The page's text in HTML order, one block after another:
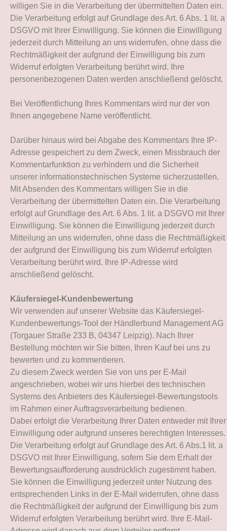
willigen Sie in die Verarbeitung der übermittelten Daten ein.
Die Verarbeitung erfolgt auf Grundlage des Art. 6 Abs. 1 lit. a
DSGVO mit Ihrer Einwilligung. Sie können die Einwilligung
jederzeit durch Mitteilung an uns widerrufen, ohne dass die
Rechtmäßigkeit der aufgrund der Einwilligung bis zum
Widerruf erfolgten Verarbeitung berührt wird. Ihre
personenbezogenen Daten werden anschließend gelöscht.
Bei Veröffentlichung Ihres Kommentars wird nur der von
Ihnen angegebene Name veröffentlicht.
Darüber hinaus wird bei Abgabe des Kommentars Ihre IP-
Adresse gespeichert zu dem Zweck, einen Missbrauch der
Kommentarfunktion zu verhindern und die Sicherheit
unserer informationstechnischen Systeme sicherzustellen.
Mit Absenden des Kommentars willigen Sie in die
Verarbeitung der übermittelten Daten ein. Die Verarbeitung
erfolgt auf Grundlage des Art. 6 Abs. 1 lit. a DSGVO mit Ihrer
Einwilligung. Sie können die Einwilligung jederzeit durch
Mitteilung an uns widerrufen, ohne dass die Rechtmäßigkeit
der aufgrund der Einwilligung bis zum Widerruf erfolgten
Verarbeitung berührt wird. Ihre IP-Adresse wird
anschließend gelöscht.
Käufersiegel-Kundenbewertung
Wir verwenden auf unserer Website das Käufersiegel-
Kundenbewertungs-Tool der Händlerbund Management AG
(Torgauer Straße 233 B, 04347 Leipzig). Nach Ihrer
Bestellung möchten wir Sie bitten, Ihren Kauf bei uns zu
bewerten und zu kommentieren.
Zu diesem Zweck werden Sie von uns per E-Mail
angeschrieben, wobei wir uns hierbei des technischen
Systems des Anbieters des Käufersiegel-Bewertungstools
im Rahmen einer Auftragsverarbeitung bedienen.
Dabei erfolgt die Verarbeitung Ihrer Daten entweder mit Ihrer
Einwilligung oder aufgrund unseres berechtigten Interesses.
Die Verarbeitung erfolgt auf Grundlage des Art. 6 Abs.1 lit. a
DSGVO mit Ihrer Einwilligung, sofern Sie dem Erhalt der
Bewertungsaufforderung ausdrücklich zugestimmt haben.
Sie können die Einwilligung jederzeit unter Nutzung des
entsprechenden Links in der E-Mail widerrufen, ohne dass
die Rechtmäßigkeit der aufgrund der Einwilligung bis zum
Widerruf erfolgten Verarbeitung berührt wird. Ihre E-Mail-